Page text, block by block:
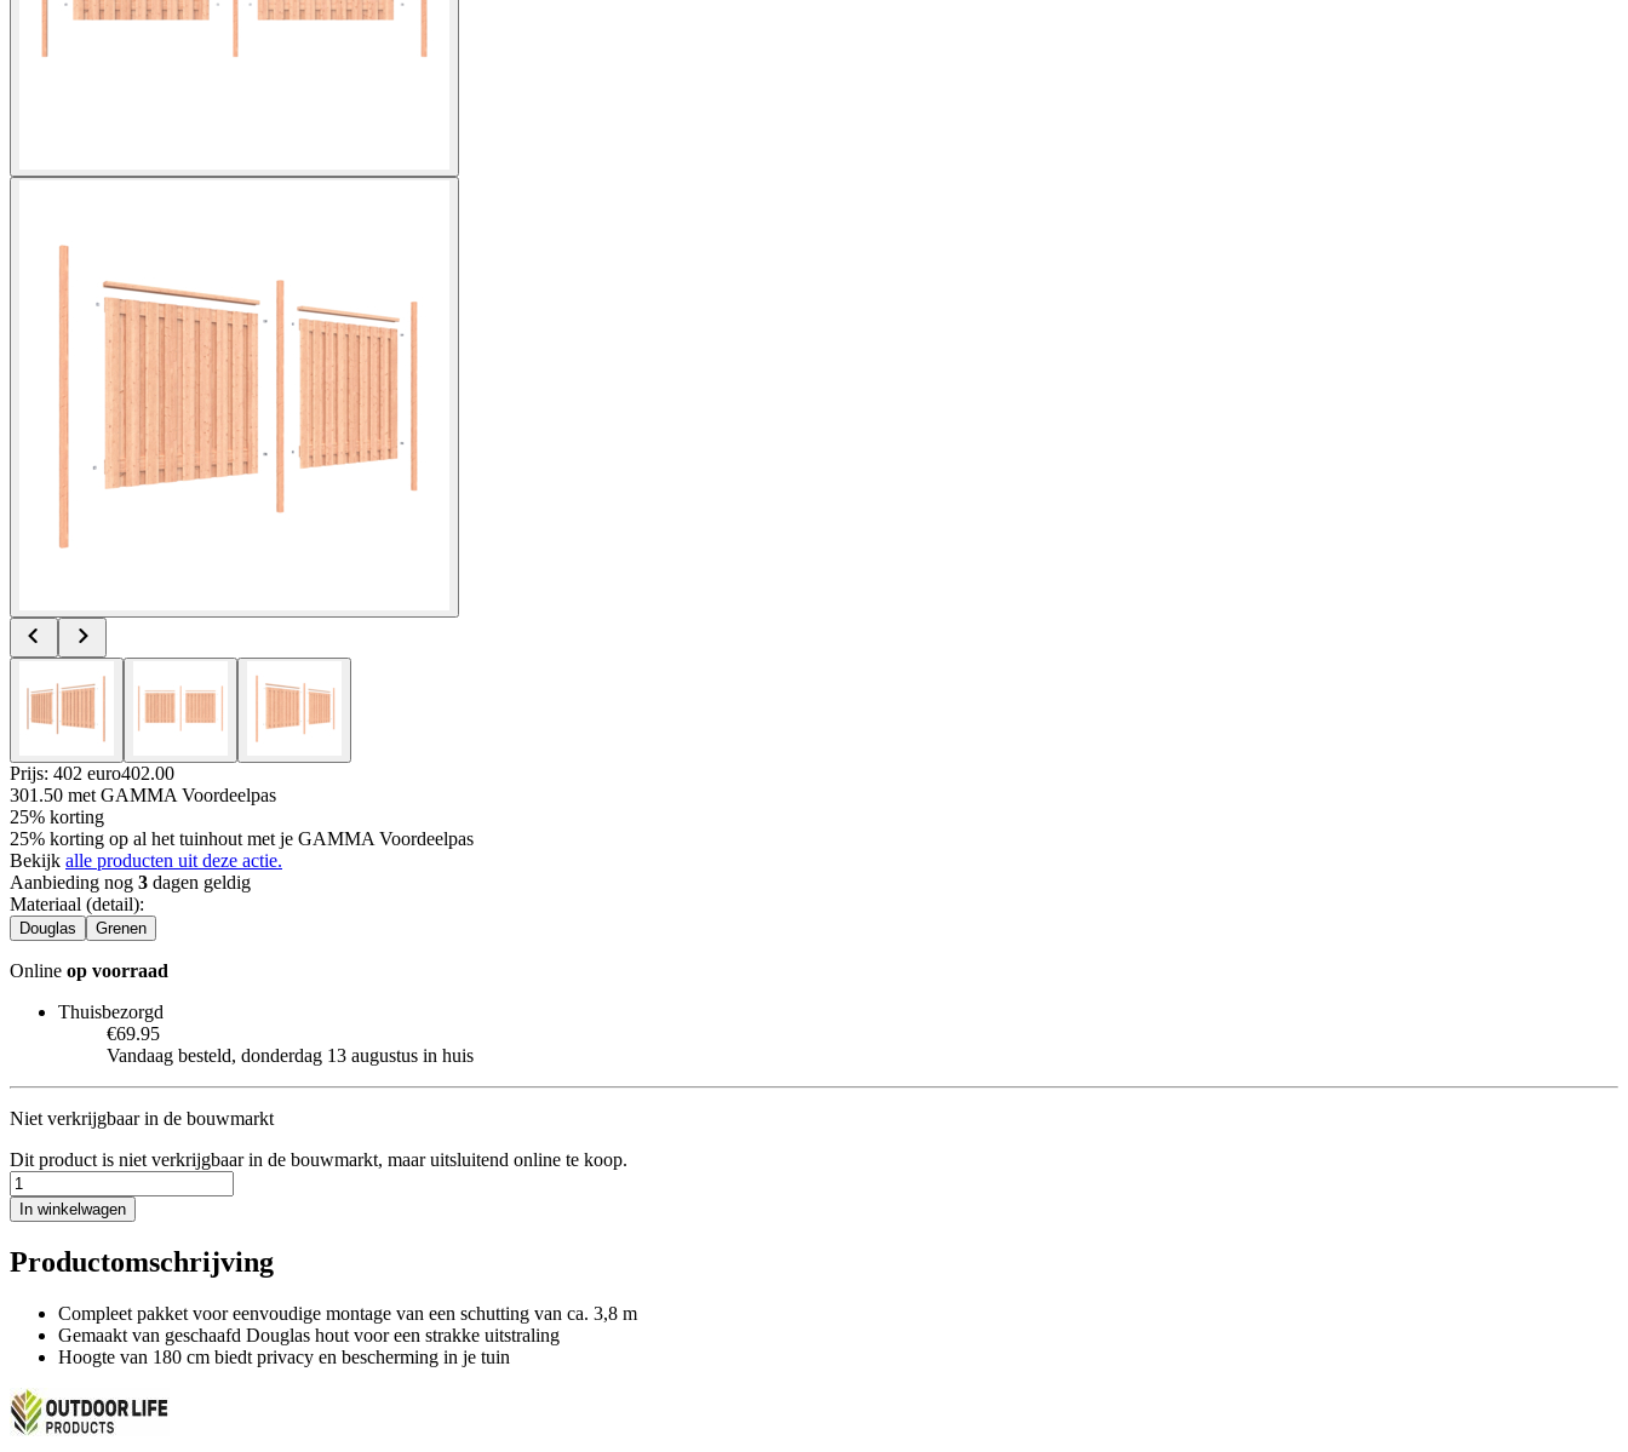
Prijs: 402 euro402.00
301.50 met GAMMA Voordeelpas
25% korting
25% korting op al het tuinhout met je GAMMA Voordeelpas
Bekijk alle producten uit deze actie.
Aanbieding nog 3 dagen geldig
Materiaal (detail):
Douglas Grenen
Online op voorraad
Thuisbezorgd
€69.95
Vandaag besteld, donderdag 13 augustus in huis
Niet verkrijgbaar in de bouwmarkt
Dit product is niet verkrijgbaar in de bouwmarkt, maar uitsluitend online te koop.
In winkelwagen
Productomschrijving
Compleet pakket voor eenvoudige montage van een schutting van ca. 3,8 m
Gemaakt van geschaafd Douglas hout voor een strakke uitstraling
Hoogte van 180 cm biedt privacy en bescherming in je tuin